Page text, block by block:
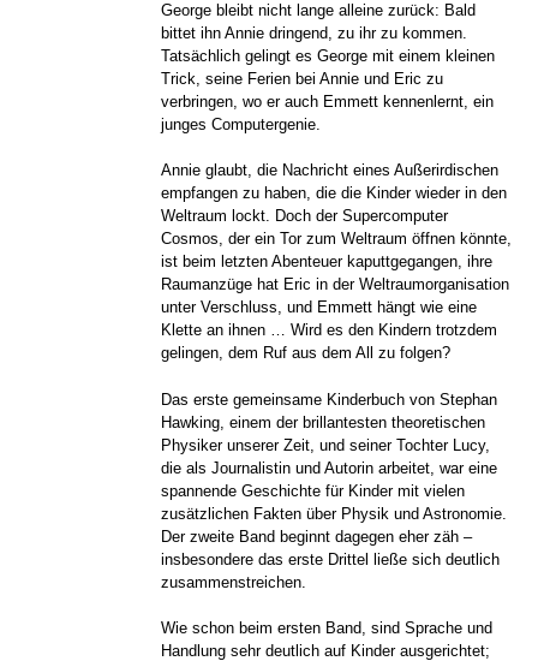
George bleibt nicht lange alleine zurück: Bald
bittet ihn Annie dringend, zu ihr zu kommen.
Tatsächlich gelingt es George mit einem kleinen
Trick, seine Ferien bei Annie und Eric zu
verbringen, wo er auch Emmett kennenlernt, ein
junges Computergenie.
Annie glaubt, die Nachricht eines Außerirdischen
empfangen zu haben, die die Kinder wieder in den
Weltraum lockt. Doch der Supercomputer
Cosmos, der ein Tor zum Weltraum öffnen könnte,
ist beim letzten Abenteuer kaputtgegangen, ihre
Raumanzüge hat Eric in der Weltraumorganisation
unter Verschluss, und Emmett hängt wie eine
Klette an ihnen … Wird es den Kindern trotzdem
gelingen, dem Ruf aus dem All zu folgen?
Das erste gemeinsame Kinderbuch von Stephan
Hawking, einem der brillantesten theoretischen
Physiker unserer Zeit, und seiner Tochter Lucy,
die als Journalistin und Autorin arbeitet, war eine
spannende Geschichte für Kinder mit vielen
zusätzlichen Fakten über Physik und Astronomie.
Der zweite Band beginnt dagegen eher zäh –
insbesondere das erste Drittel ließe sich deutlich
zusammenstreichen.
Wie schon beim ersten Band, sind Sprache und
Handlung sehr deutlich auf Kinder ausgerichtet;